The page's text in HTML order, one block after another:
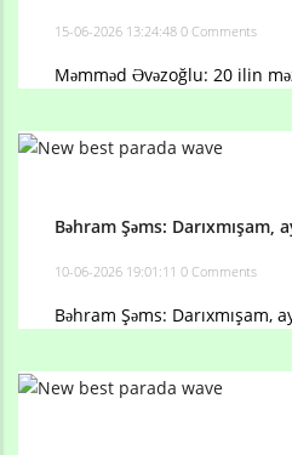
15-06-2026 13:24:48 0 Comments
Məmməd Əvəzoğlu: 20 ilin
Bəhram Şəms: Darıxmışam,
10-06-2026 19:01:11 0 Comments
Bəhram Şəms: Darıxmışam,